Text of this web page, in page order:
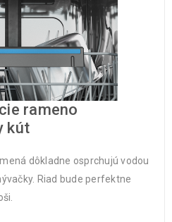
rameno
kút
dôkladne osprchujú vodou
Riad bude perfektne